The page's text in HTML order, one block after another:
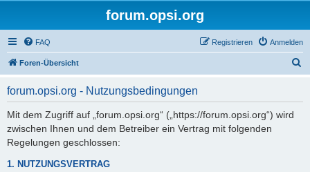
forum.opsi.org
FAQ Anmelden
Registrieren
Foren-Übersicht
forum.opsi.org - Nutzungsbedingungen
Mit dem Zugriff auf „forum.opsi.org“ („https://forum.opsi.org“) wird
zwischen Ihnen und dem Betreiber ein Vertrag mit folgenden
Regelungen geschlossen:
1. NUTZUNGSVERTRAG